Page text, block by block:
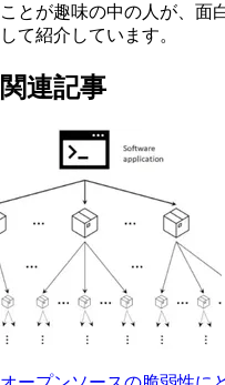
ことが趣味の中の人が、面
して紹介しています。
関連記事